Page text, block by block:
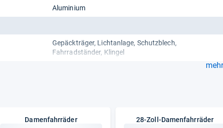
Aluminium
Gepäckträger Lichtanlage Schutzblech
Fahrradständer Klingel
Damenfahrräder 28-Zoll-Damenfahrräder